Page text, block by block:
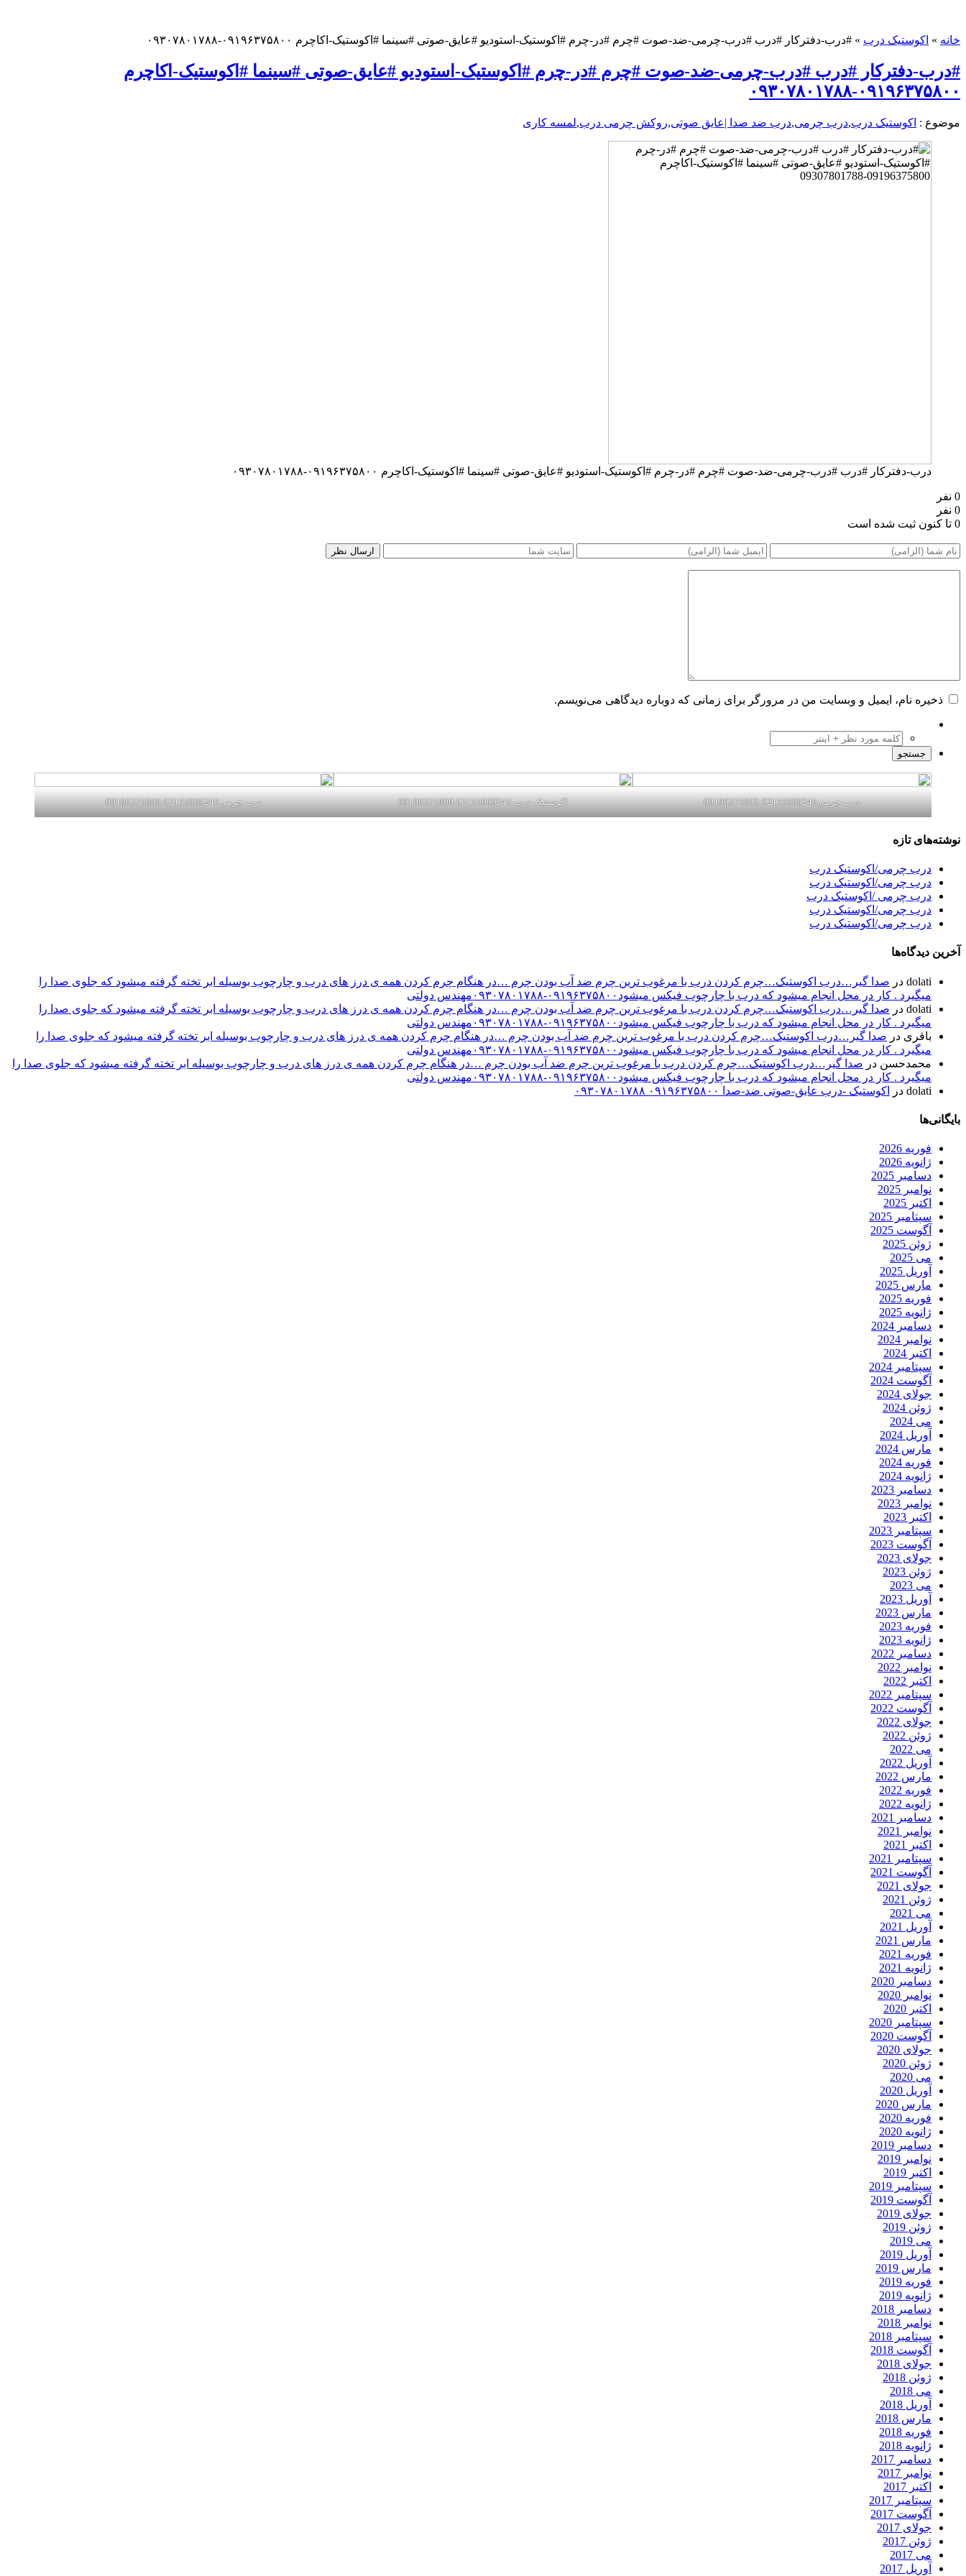
خانه » اکوستیک درب » #درب-دفترکار #درب #درب-چرمی-ضد-صوت #چرم #در-چرم #اکوستیک-استودیو #عایق-صوتی #سینما #اکوستیک-اکاچرم ۰۹۱۹۶۳۷۵۸۰۰-۰۹۳۰۷۸۰۱۷۸۸
#درب-دفترکار #درب #درب-چرمی-ضد-صوت #چرم #در-چرم #اکوستیک-استودیو #عایق-صوتی #سینما #اکوستیک-اکاچرم
۰۹۱۹۶۳۷۵۸۰۰-۰۹۳۰۷۸۰۱۷۸۸
موضوع : اکوستیک درب,درب چرمی,درب ضد صدا |عایق صوتی,روکش چرمی درب,لمسه کاری
درب-دفترکار #درب #درب-چرمی-ضد-صوت #چرم #در-چرم #اکوستیک-استودیو #عایق-صوتی #سینما #اکوستیک-اکاچرم ۰۹۱۹۶۳۷۵۸۰۰-۰۹۳۰۷۸۰۱۷۸۸
0 نفر
0 نفر
0 تا کنون ثبت شده است
ذخیره نام، ایمیل و وبسایت من در مرورگر برای زمانی که دوباره دیدگاهی می‌نویسم.
درب چرمی02155969245-09196375800 اکوستیک درب 02155969245-09196375800 درب چرمی02155969245-09196375800
نوشته‌های تازه
درب چرمی/اکوستیک درب
درب چرمی/اکوستیک درب
درب چرمی /اکوستیک درب
درب چرمی/اکوستیک درب
درب چرمی/اکوستیک درب
آخرین دیدگاه‌ها
dolati در صدا گیر…درب اکوستیک…چرم کردن درب با مرغوب ترین چرم ضد آب بودن چرم …در هنگام چرم کردن همه ی درز های درب و چارچوب بوسیله ابر تخته گرفته میشود که جلوی صدا را
میگیرد . کار در محل انجام میشود که درب با چارچوب فیکس میشود۰۹۱۹۶۳۷۵۸۰۰-۰۹۳۰۷۸۰۱۷۸۸مهندس دولتی
dolati در صدا گیر…درب اکوستیک…چرم کردن درب با مرغوب ترین چرم ضد آب بودن چرم …در هنگام چرم کردن همه ی درز های درب و چارچوب بوسیله ابر تخته گرفته میشود که جلوی صدا را
میگیرد . کار در محل انجام میشود که درب با چارچوب فیکس میشود۰۹۱۹۶۳۷۵۸۰۰-۰۹۳۰۷۸۰۱۷۸۸مهندس دولتی
باقری در صدا گیر…درب اکوستیک…چرم کردن درب با مرغوب ترین چرم ضد آب بودن چرم …در هنگام چرم کردن همه ی درز های درب و چارچوب بوسیله ابر تخته گرفته میشود که جلوی صدا را
میگیرد . کار در محل انجام میشود که درب با چارچوب فیکس میشود۰۹۱۹۶۳۷۵۸۰۰-۰۹۳۰۷۸۰۱۷۸۸مهندس دولتی
محمدحسن در صدا گیر…درب اکوستیک…چرم کردن درب با مرغوب ترین چرم ضد آب بودن چرم …در هنگام چرم کردن همه ی درز های درب و چارچوب بوسیله ابر تخته گرفته میشود که جلوی صدا را
میگیرد . کار در محل انجام میشود که درب با چارچوب فیکس میشود۰۹۱۹۶۳۷۵۸۰۰-۰۹۳۰۷۸۰۱۷۸۸مهندس دولتی
dolati در اکوستیک -درب عایق-صوتی ضد-صدا ۰۹۱۹۶۳۷۵۸۰۰ ۰۹۳۰۷۸۰۱۷۸۸
بایگانی‌ها
فوریه 2026
ژانویه 2026
دسامبر 2025
نوامبر 2025
اکتبر 2025
سپتامبر 2025
آگوست 2025
ژوئن 2025
می 2025
آوریل 2025
مارس 2025
فوریه 2025
ژانویه 2025
دسامبر 2024
نوامبر 2024
اکتبر 2024
سپتامبر 2024
آگوست 2024
جولای 2024
ژوئن 2024
می 2024
آوریل 2024
مارس 2024
فوریه 2024
ژانویه 2024
دسامبر 2023
نوامبر 2023
اکتبر 2023
سپتامبر 2023
آگوست 2023
جولای 2023
ژوئن 2023
می 2023
آوریل 2023
مارس 2023
فوریه 2023
ژانویه 2023
دسامبر 2022
نوامبر 2022
اکتبر 2022
سپتامبر 2022
آگوست 2022
جولای 2022
ژوئن 2022
می 2022
آوریل 2022
مارس 2022
فوریه 2022
ژانویه 2022
دسامبر 2021
نوامبر 2021
اکتبر 2021
سپتامبر 2021
آگوست 2021
جولای 2021
ژوئن 2021
می 2021
آوریل 2021
مارس 2021
فوریه 2021
ژانویه 2021
دسامبر 2020
نوامبر 2020
اکتبر 2020
سپتامبر 2020
آگوست 2020
جولای 2020
ژوئن 2020
می 2020
آوریل 2020
مارس 2020
فوریه 2020
ژانویه 2020
دسامبر 2019
نوامبر 2019
اکتبر 2019
سپتامبر 2019
آگوست 2019
جولای 2019
ژوئن 2019
می 2019
آوریل 2019
مارس 2019
فوریه 2019
ژانویه 2019
دسامبر 2018
نوامبر 2018
سپتامبر 2018
آگوست 2018
جولای 2018
ژوئن 2018
می 2018
آوریل 2018
مارس 2018
فوریه 2018
ژانویه 2018
دسامبر 2017
نوامبر 2017
اکتبر 2017
سپتامبر 2017
آگوست 2017
جولای 2017
ژوئن 2017
می 2017
آوریل 2017